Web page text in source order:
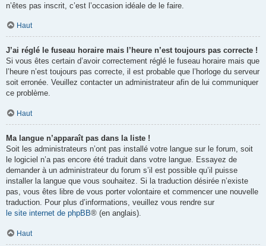
n’êtes pas inscrit, c’est l’occasion idéale de le faire.
Haut
J’ai réglé le fuseau horaire mais l’heure n’est toujours pas correcte !
Si vous êtes certain d’avoir correctement réglé le fuseau horaire mais que
l’heure n’est toujours pas correcte, il est probable que l’horloge du serveur
soit erronée. Veuillez contacter un administrateur afin de lui communiquer
ce problème.
Haut
Ma langue n’apparaît pas dans la liste !
Soit les administrateurs n’ont pas installé votre langue sur le forum, soit
le logiciel n’a pas encore été traduit dans votre langue. Essayez de
demander à un administrateur du forum s’il est possible qu’il puisse
installer la langue que vous souhaitez. Si la traduction désirée n’existe
pas, vous êtes libre de vous porter volontaire et commencer une nouvelle
traduction. Pour plus d’informations, veuillez vous rendre sur
le site internet de phpBB® (en anglais).
Haut